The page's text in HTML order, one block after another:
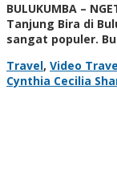
BULUKUMBA –
Tanjung Bira di
sangat populer.
Travel, Video
Cynthia Cecilia